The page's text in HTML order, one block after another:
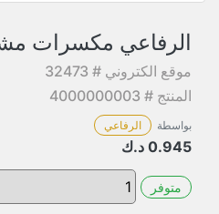
الرفاعي مكسرات مشكل
موقع الكتروني # 32473
المنتج # 4000000003
بواسطة الرفاعي
0.945 د.ك
متوفر